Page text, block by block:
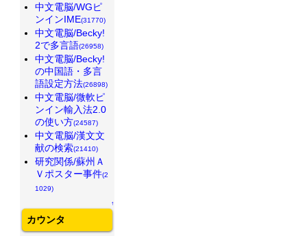
中文電脳/WGピ
ンインIME(31770)
中文電脳/Becky!
2で多言語(26958)
中文電脳/Becky!
の中国語・多言
語設定方法(26898)
中文電脳/微軟ピ
ンイン輸入法2.0
の使い方(24587)
中文電脳/漢文文
献の検索(21410)
研究関係/蘇州Ａ
Ｖポスター事件(2
1029)
↑
カウンタ